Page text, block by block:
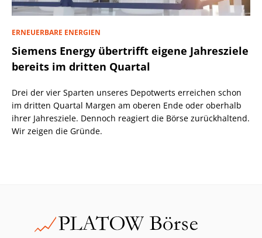
ERNEUERBARE ENERGIEN
Siemens Energy übertrifft eigene Jahresziele
bereits im dritten Quartal
Drei der vier Sparten unseres Depotwerts erreichen schon
im dritten Quartal Margen am oberen Ende oder oberhalb
ihrer Jahresziele. Dennoch reagiert die Börse zurückhaltend.
Wir zeigen die Gründe.